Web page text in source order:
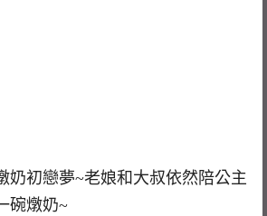
奶初戀夢~老娘和大叔依然陪公主
碗燉奶~